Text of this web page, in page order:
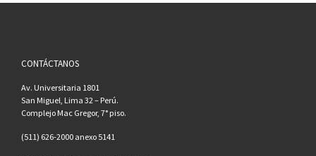
CONTÁCTANOS
Av. Universitaria 1801
San Miguel, Lima 32 – Perú.
Complejo Mac Gregor, 7° piso.
(511) 626-2000 anexo 5141